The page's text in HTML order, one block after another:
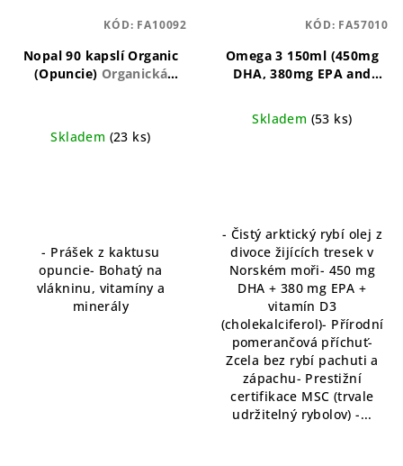
Nopal 90 kapslí Organic
(Opuncie) Organická
Skladem (23 ks)
- Prášek z kaktusu
opuncie- Bohatý na
vlákninu, vitamíny a
minerály
KÓD: FA10092
Omega 3 150ml (450mg
DHA, 380mg EPA and
s vysokým obsahem DHA,
EPA a vitamínu D
Skladem (53 ks)
- Čistý arktický rybí olej z
divoce žijících tresek v
Norském moři- 450 mg
DHA + 380 mg EPA +
vitamín D3
(cholekalciferol)- Přírodní
pomerančová příchuť-
Zcela bez rybí pachuti a
zápachu- Prestižní
certifikace MSC (trvale
udržitelný rybolov) -...
KÓD: FA57010